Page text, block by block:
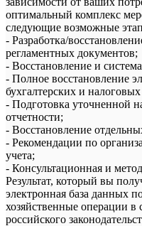
оптимальный комплекс
следующие возможные
- Разработка/
регламентных документов;
- Восстановление и
- Полное восстановление
бухгалтерских и
- Подготовка уточненной
отчетности;
- Восстановление
- Рекомендации по
учета;
- Консультационная и
Результат, который вы
электронная база данных
хозяйственные операции в
российского